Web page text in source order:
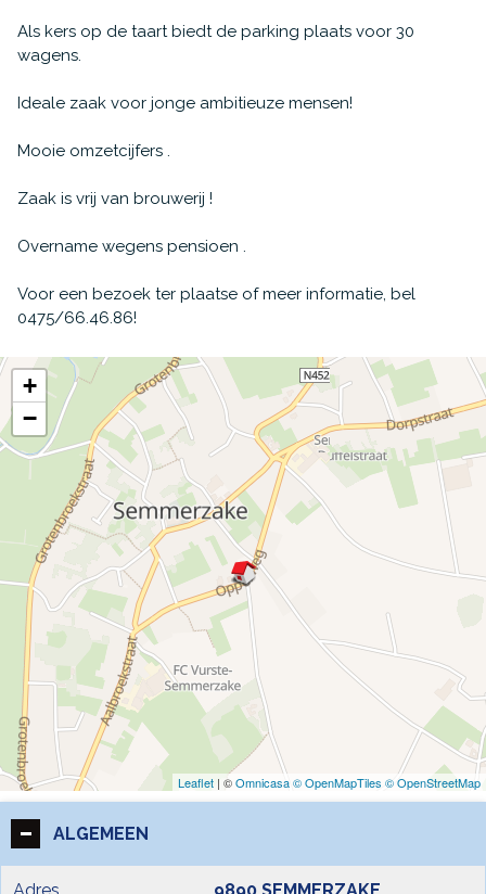
Als kers op de taart biedt de parking plaats voor 30
wagens.
Ideale zaak voor jonge ambitieuze mensen!
Mooie omzetcijfers .
Zaak is vrij van brouwerij !
Overname wegens pensioen .
Voor een bezoek ter plaatse of meer informatie, bel
0475/66.46.86!
+
−
Leaflet | ©Omnicasa ©OpenMapTiles ©OpenStreetMap
ALGEMEEN